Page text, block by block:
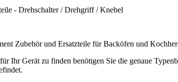
- Drehschalter / Drehgriff / Knebel
Zubehör und Ersatzteile für Backöfen und
Ihr Gerät zu finden benötigen Sie die genaue